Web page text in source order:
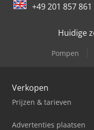
+49 201 857 861
Huidige
Pompen
Verkopen
Prijzen & tarieven
Advertenties plaatsen